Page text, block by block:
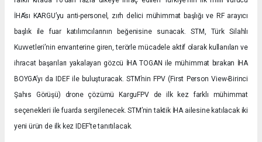
İHA’sı KARGU’yu anti-personel, zırh delici mühimmat başlığı ve RF arayıcı
başlık ile fuar katılımcılarının beğenisine sunacak. STM, Türk Silahlı
Kuvvetleri’nin envanterine giren, terörle mücadele aktif olarak kullanılan ve
ihracat başarıları yakalayan gözcü İHA TOGAN ile mühimmat bırakan İHA
BOYGA’yı da IDEF ile buluşturacak. STM’nin FPV (First Person View-Birinci
Şahıs Görüşü) drone çözümü KarguFPV de ilk kez farklı mühimmat
seçenekleri ile fuarda sergilenecek. STM’nin taktik İHA ailesine katılacak iki
yeni ürün de ilk kez IDEF’te tanıtılacak.